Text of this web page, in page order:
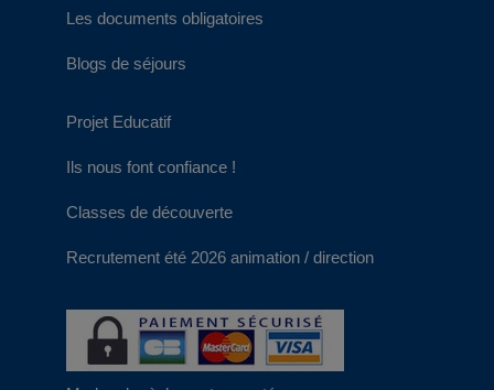
Les documents obligatoires
Blogs de séjours
Projet Educatif
Ils nous font confiance !
Classes de découverte
Recrutement été 2026 animation / direction